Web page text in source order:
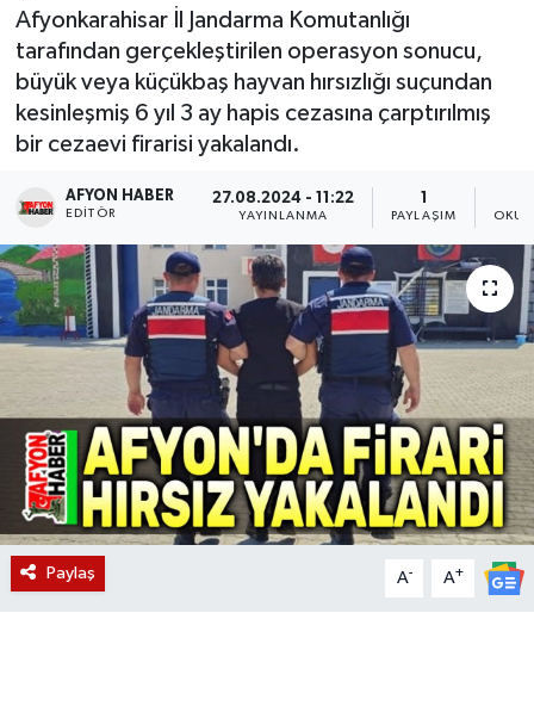
Afyonkarahisar İl Jandarma Komutanlığı
tarafından gerçekleştirilen operasyon sonucu,
büyük veya küçükbaş hayvan hırsızlığı suçundan
kesinleşmiş 6 yıl 3 ay hapis cezasına çarptırılmış
bir cezaevi firarisi yakalandı.
AFYON HABER
EDITÖR
27.08.2024 - 11:22
YAYINLANMA PAYLAŞIM
Paylaş A- A+
Sivil Toplum
Ekonomi